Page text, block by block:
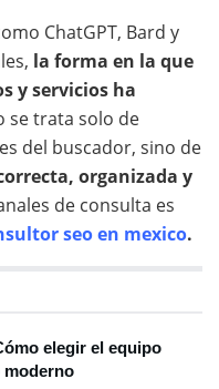
ChatGPT, Bard y
la forma en la que
y servicios ha
se trata solo de
del buscador, sino de
organizada y
de consulta es
seo en mexico.
elegir el equipo
moderno